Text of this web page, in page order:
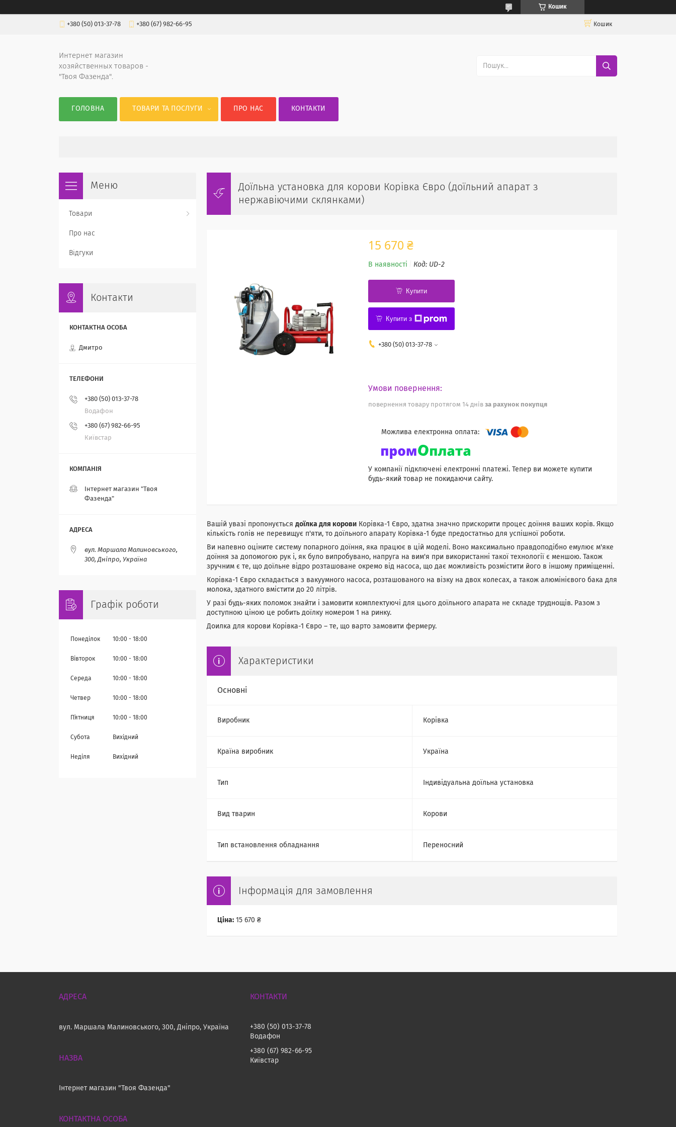
Кошик
+380 (50) 013-37-78 +380 (67) 982-66-95 Кошик
Интернет магазин
хозяйственных товаров -
"Твоя Фазенда".
ГОЛОВНА ТОВАРИ ТА ПОСЛУГИ ПРО НАС КОНТАКТИ
Доїльна установка для корови Корівка Євро (доїльний апарат з
нержавіючими склянками)
15 670 ₴
В наявності Код: UD-2
Купити
Купити з
+380 (50) 013-37-78
повернення товару протягом 14 днів за рахунок покупця
У компанії підключені електронні платежі. Тепер ви можете купити
будь-який товар не покидаючи сайту.
Вашій увазі пропонується доїлка для корови Корівка-1 Євро, здатна значно прискорити процес доїння ваших корів. Якщо
кількість голів не перевищує п'яти, то доїльного апарату Корівка-1 буде предостатньо для успішної роботи.
Ви напевно оціните систему попарного доїння, яка працює в цій моделі. Воно максимально правдоподібно емулює м'яке
доїння за допомогою рук і, як було випробувано, напруга на вим'я при використанні такої технології є меншою. Також
зручним є те, що доїльне відро розташоване окремо від насоса, що дає можливість розмістити його в іншому приміщенні.
Корівка-1 Євро складається з вакуумного насоса, розташованого на візку на двох колесах, а також алюмінієвого бака для
молока, здатного вмістити до 20 літрів.
У разі будь-яких поломок знайти і замовити комплектуючі для цього доїльного апарата не складе труднощів. Разом з
доступною ціною це робить доїлку номером 1 на ринку.
Доилка для корови Корівка-1 Євро – те, що варто замовити фермеру.
Характеристики
Основні
Виробник Корівка
Країна виробник Україна
Тип Індивідуальна доїльна установка
Вид тварин Корови
Тип встановлення обладнання Переносний
Інформація для замовлення
Ціна: 15 670 ₴
Товари
Про нас
Відгуки
Контакти
Дмитро
+380 (50) 013-37-78
Водафон
+380 (67) 982-66-95
Київстар
Інтернет магазин "Твоя
Фазенда"
вул. Маршала Малиновського,
300, Дніпро, Україна
Графік роботи
Понеділок 10:00 18:00
Вівторок 10:00 18:00
Середа 10:00 18:00
Четвер 10:00 18:00
Пʼятниця 10:00 18:00
Субота Вихідний
Неділя Вихідний
вул. Маршала Малиновського, 300, Дніпро, Україна
Інтернет магазин "Твоя Фазенда"
+380 (50) 013-37-78
Водафон
+380 (67) 982-66-95
Київстар